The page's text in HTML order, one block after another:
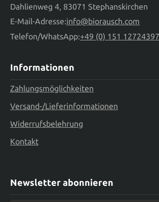
Dahlienweg 4, 83071 Stephanskirchen
E-Mail-Adresse:info@biorausch.com
Telefon/WhatsApp:+49 (0) 151 12724397
Informationen
Zahlungsmöglichkeiten
Versand-/Lieferinformationen
Widerrufsbelehrung
Kontakt
Newsletter abonnieren